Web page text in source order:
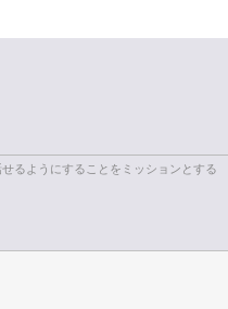
るようにすることをミッションとする